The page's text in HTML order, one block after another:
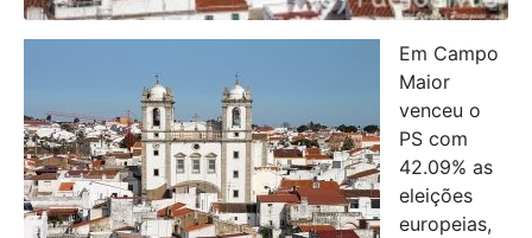
Em Campo
Maior
venceu o
PS com
42.09% as
eleições
europeias,